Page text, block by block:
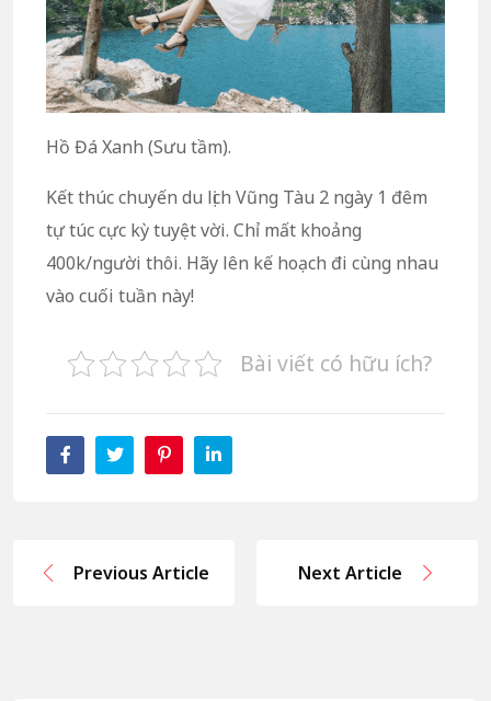
Hồ Đá Xanh (Sưu tầm).
Kết thúc chuyến du lịch Vũng Tàu 2 ngày 1 đêm
tự túc cực kỳ tuyệt vời. Chỉ mất khoảng
400k/người thôi. Hãy lên kế hoạch đi cùng nhau
vào cuối tuần này!
Bài viết có hữu ích?
Previous Article Next Article